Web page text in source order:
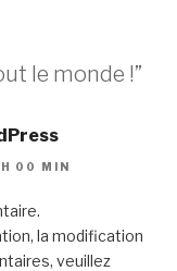
le monde !”
00 MIN
la modification
veuillez